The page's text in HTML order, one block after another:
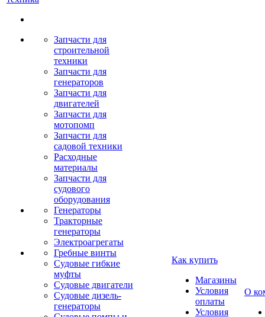
Запчасти для
строительной
техники
Запчасти для
генераторов
Запчасти для
двигателей
Запчасти для
мотопомп
Запчасти для
садовой техники
Расходные
материалы
Запчасти для
судового
оборудования
Генераторы
Тракторные
генераторы
Электроагрегаты
Гребные винты
Судовые гибкие
муфты
Судовые двигатели
Судовые дизель-
генераторы
Как купить
Магазины
Условия
оплаты
Условия
О